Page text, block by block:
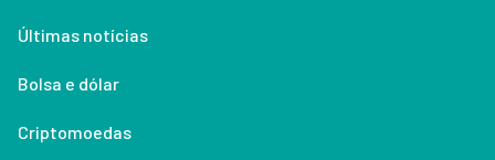
Últimas notícias
Bolsa e dólar
Criptomoedas